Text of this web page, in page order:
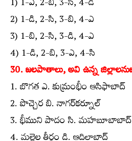
1) 1-ఎ, 2-బి, 3-సి, 4-డి
2) 1-డి, 2-సి, 3-బి, 4-ఎ
3) 1-బి, 2-సి, 3-డి, 4-ఎ
4) 1-డి, 2-బి, 3-ఎ, 4-సి
30. జలపాతాలు, అవి ఉన్న
1. బొగత ఎ. కుమ్రంభీం ఆసిఫాబాద్‌
2. పొచ్చెర బి. నాగర్‌కర్నూల్‌
3. భీముని పాదం సి. మహబూబాబాద్‌